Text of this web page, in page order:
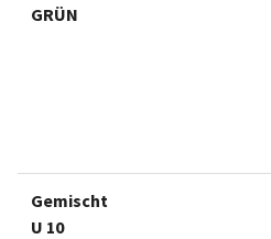
GRÜN
Gemischt
U 10